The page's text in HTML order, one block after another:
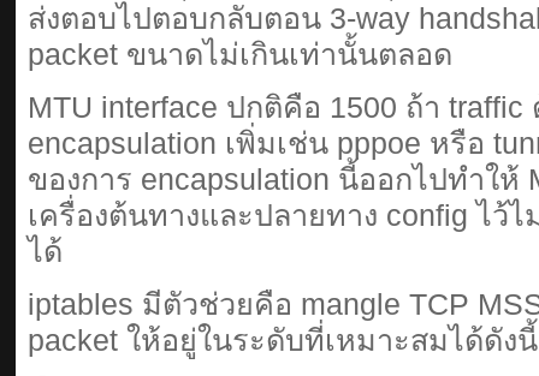
ส่งตอบไปตอบกลับตอน 3-way
packet ขนาดไม่เกินเท่านั้นตลอด
MTU interface ปกติคือ 1500 ถ้า
encapsulation เพิ่มเช่น pppoe หรือ
ของการ encapsulation นี้ออกไปทำให้
เครื่องต้นทางและปลายทาง config ไว้
ได้
iptables มีตัวช่วยคือ mangle TCP
packet ให้อยู่ในระดับที่เหมาะสมได้ดัง